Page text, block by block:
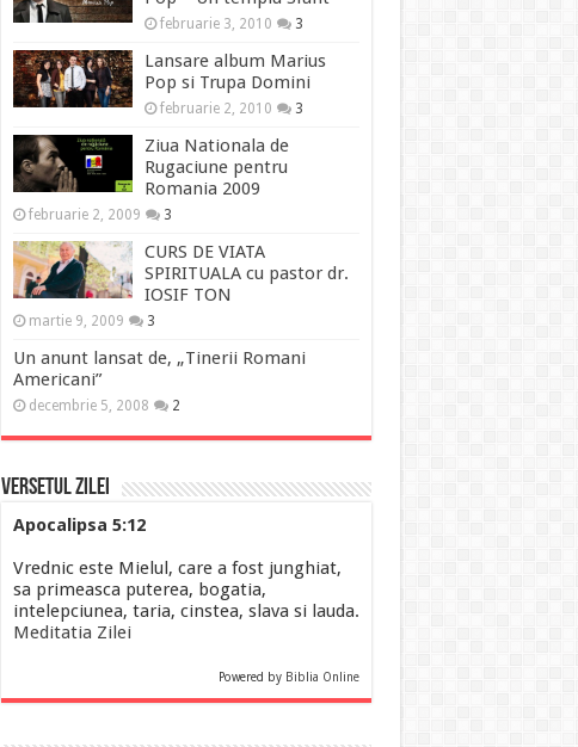
februarie 3, 2010 3
Lansare album Marius
Pop si Trupa Domini
februarie 2, 2010 3
Ziua Nationala de
Rugaciune pentru
Romania 2009
februarie 2, 2009 3
CURS DE VIATA
SPIRITUALA cu pastor dr.
IOSIF TON
martie 9, 2009 3
Un anunt lansat de, „Tinerii Romani
Americani”
decembrie 5, 2008 2
Versetul Zilei
Apocalipsa 5:12
Vrednic este Mielul, care a fost junghiat,
sa primeasca puterea, bogatia,
intelepciunea, taria, cinstea, slava si lauda.
Meditatia Zilei
Powered by Biblia Online